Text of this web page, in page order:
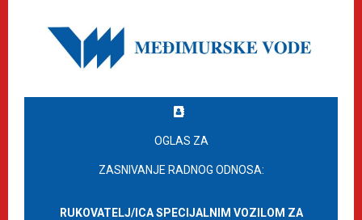
OGLAS ZA
ZASNIVANJE RADNOG ODNOSA:
RUKOVATELJ/ICA SPECIJALNIM VOZILOM ZA